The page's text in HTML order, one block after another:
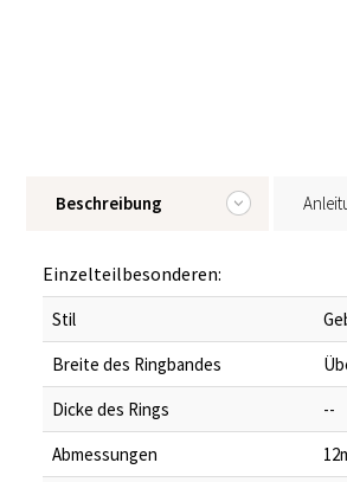
Beschreibung
Einzelteilbesonderen:
Stil
Breite des Ringbandes
Dicke des Rings
--
Abmessungen